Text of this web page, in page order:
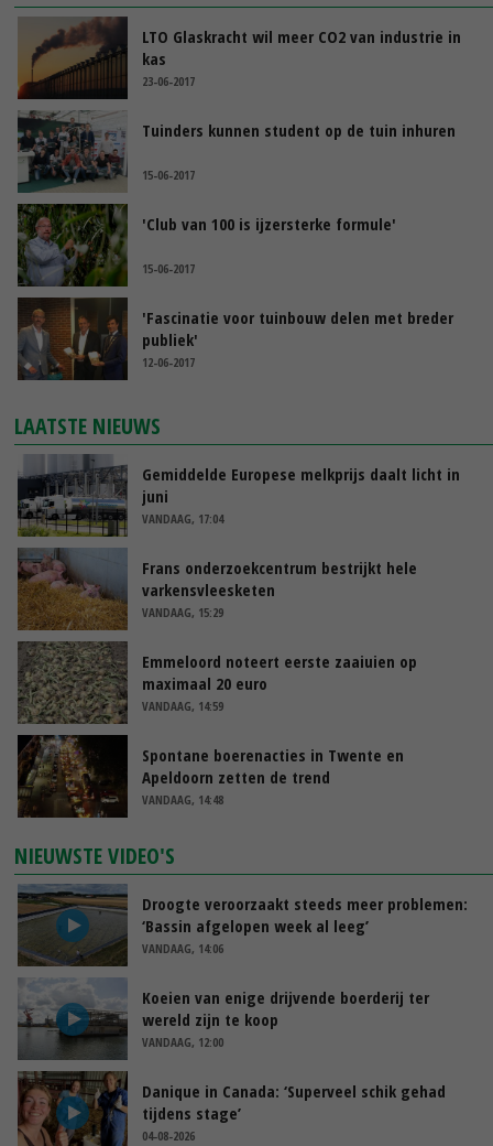
LTO Glaskracht wil meer CO2 van industrie in
kas
23-06-2017
Tuinders kunnen student op de tuin inhuren
15-06-2017
'Club van 100 is ijzersterke formule'
15-06-2017
'Fascinatie voor tuinbouw delen met breder
publiek'
12-06-2017
LAATSTE NIEUWS
Gemiddelde Europese melkprijs daalt licht in
juni
VANDAAG, 17:04
Frans onderzoekcentrum bestrijkt hele
varkensvleesketen
VANDAAG, 15:29
Emmeloord noteert eerste zaaiuien op
maximaal 20 euro
VANDAAG, 14:59
Spontane boerenacties in Twente en
Apeldoorn zetten de trend
VANDAAG, 14:48
NIEUWSTE VIDEO'S
Droogte veroorzaakt steeds meer problemen:
‘Bassin afgelopen week al leeg’
VANDAAG, 14:06
Koeien van enige drijvende boerderij ter
wereld zijn te koop
VANDAAG, 12:00
Danique in Canada: ‘Superveel schik gehad
tijdens stage’
04-08-2026